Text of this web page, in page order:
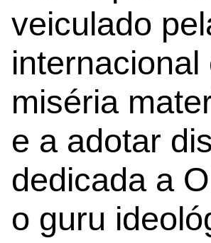
veiculado
miséria
e a adotar
dedicada a
o guru